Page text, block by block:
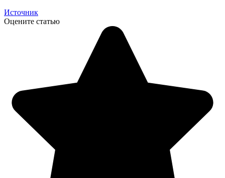
Источник
Оцените статью